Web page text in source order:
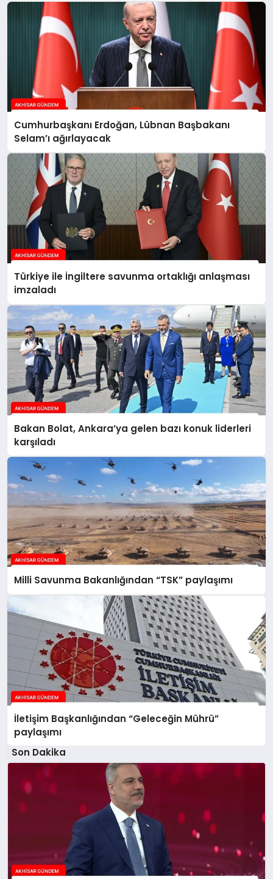
Cumhurbaşkanı Erdoğan, Lübnan Başbakanı
Selam’ı ağırlayacak
Türkiye ile İngiltere savunma ortaklığı anlaşması
imzaladı
Bakan Bolat, Ankara’ya gelen bazı konuk liderleri
karşıladı
Milli Savunma Bakanlığından “TSK” paylaşımı
İletişim Başkanlığından “Geleceğin Mührü”
paylaşımı
Son Dakika